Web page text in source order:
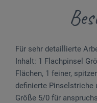
Für sehr detaillierte
Inhalt: 1 Flachpinsel
Flächen, 1 feiner,
definierte Pinselstriche
Größe 5/0 für